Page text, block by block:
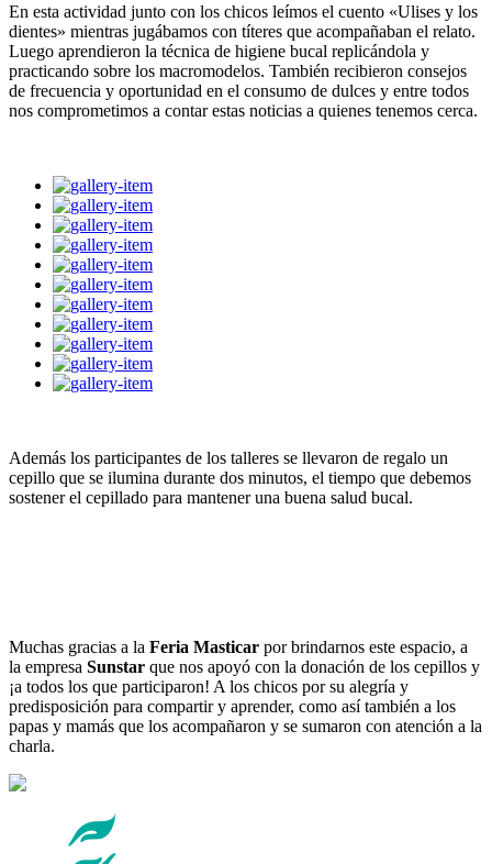
En esta actividad junto con los chicos leímos el cuento «Ulises y los
dientes» mientras jugábamos con títeres que acompañaban el relato.
Luego aprendieron la técnica de higiene bucal replicándola y
practicando sobre los macromodelos. También recibieron consejos
de frecuencia y oportunidad en el consumo de dulces y entre todos
nos comprometimos a contar estas noticias a quienes tenemos cerca.
Además los participantes de los talleres se llevaron de regalo un
cepillo que se ilumina durante dos minutos, el tiempo que debemos
sostener el cepillado para mantener una buena salud bucal.
Muchas gracias a la Feria Masticar por brindarnos este espacio, a
la empresa Sunstar que nos apoyó con la donación de los cepillos y
¡a todos los que participaron! A los chicos por su alegría y
predisposición para compartir y aprender, como así también a los
papas y mamás que los acompañaron y se sumaron con atención a la
charla.